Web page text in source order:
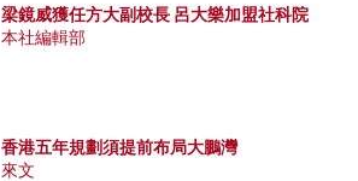
梁鏡威獲任方大副校長 呂大樂加盟社科院
本社編輯部
香港五年規劃須提前布局大鵬灣
來文